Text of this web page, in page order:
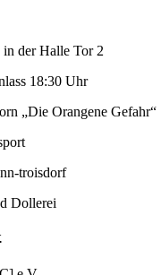
in der Halle Tor 2
18:30 Uhr
„Die Orangene Gefahr“
troisdorf
Dollerei